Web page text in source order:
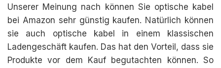
Unserer Meinung nach können Sie optische kabel
bei Amazon sehr günstig kaufen. Natürlich können
sie auch optische kabel in einem klassischen
Ladengeschäft kaufen. Das hat den Vorteil, dass sie
Produkte vor dem Kauf begutachten können. So